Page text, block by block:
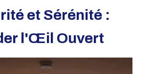
et Sérénité :
l'Œil Ouvert